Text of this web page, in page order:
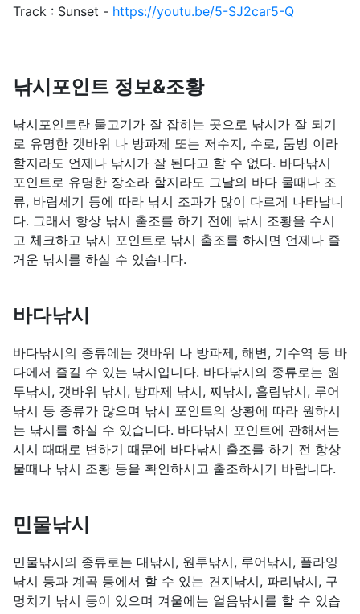
Track : Sunset - https://youtu.be/5-SJ2car5-Q
낚시포인트 정보&조황
낚시포인트란 물고기가 잘 잡히는 곳으로 낚시가 잘 되기
로 유명한 갯바위 나 방파제 또는 저수지, 수로, 둠벙 이라
할지라도 언제나 낚시가 잘 된다고 할 수 없다. 바다낚시
포인트로 유명한 장소라 할지라도 그날의 바다 물때나 조
류, 바람세기 등에 따라 낚시 조과가 많이 다르게 나타납니
다. 그래서 항상 낚시 출조를 하기 전에 낚시 조황을 수시
고 체크하고 낚시 포인트로 낚시 출조를 하시면 언제나 즐
거운 낚시를 하실 수 있습니다.
바다낚시
바다낚시의 종류에는 갯바위 나 방파제, 해변, 기수역 등 바
다에서 즐길 수 있는 낚시입니다. 바다낚시의 종류로는 원
투낚시, 갯바위 낚시, 방파제 낚시, 찌낚시, 흘림낚시, 루어
낚시 등 종류가 많으며 낚시 포인트의 상황에 따라 원하시
는 낚시를 하실 수 있습니다. 바다낚시 포인트에 관해서는
시시 때때로 변하기 때문에 바다낚시 출조를 하기 전 항상
물때나 낚시 조황 등을 확인하시고 출조하시기 바랍니다.
민물낚시
민물낚시의 종류로는 대낚시, 원투낚시, 루어낚시, 플라잉
낚시 등과 계곡 등에서 할 수 있는 견지낚시, 파리낚시, 구
멍치기 낚시 등이 있으며 겨울에는 얼음낚시를 할 수 있습